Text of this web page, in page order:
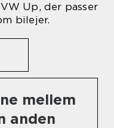
Up, der passer
bilejer.
mellem
anden